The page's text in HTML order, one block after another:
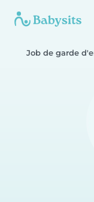
Job de garde